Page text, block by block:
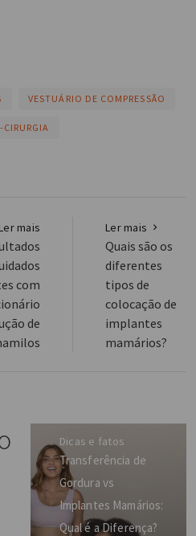
VESTUÁRIO DE COMPRESSÃO
mais
com
de
Ler mais
Quais são os
diferentes
tipos de
colocação de
implantes
mamários?
Dicas e fatos
Transferência de
Gordura vs
Implantes Mamários:
Qual é a Diferença?